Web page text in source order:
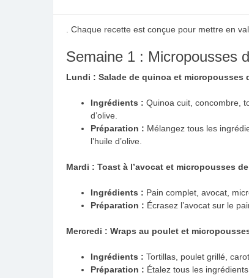
. Chaque recette est conçue pour mettre en
Semaine 1 : Micropousses
Lundi : Salade de quinoa et micropousses
Ingrédients : Quinoa cuit, concombre,
d’olive.
Préparation : Mélangez tous les
l’huile d’olive.
Mardi : Toast à l’avocat et micropousses
Ingrédients : Pain complet, avocat,
Préparation : Écrasez l’avocat sur le
Mercredi : Wraps au poulet et
Ingrédients : Tortillas, poulet grillé,
Préparation : Étalez tous les